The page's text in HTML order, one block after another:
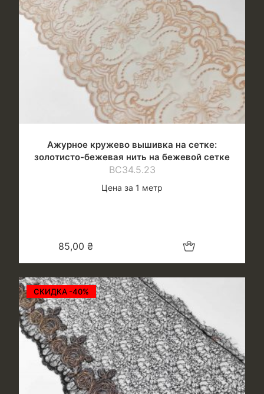
Ажурное кружево вышивка на сетке:
золотисто-бежевая нить на бежевой сетке
ВС34.5.23
Цена за 1 метр
85,00 ₴ Добавить в корзину
СКИДКА -40%